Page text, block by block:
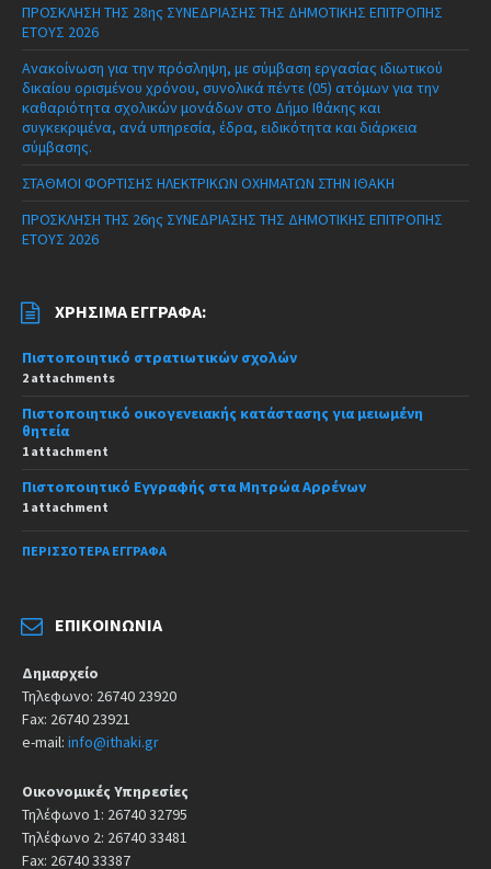
ΠΡΟΣΚΛΗΣΗ ΤΗΣ 28ης ΣΥΝΕΔΡΙΑΣΗΣ ΤΗΣ ΔΗΜΟΤΙΚΗΣ ΕΠΙΤΡΟΠΗΣ
ΕΤΟΥΣ 2026
Ανακοίνωση για την πρόσληψη, με σύμβαση εργασίας ιδιωτικού
δικαίου ορισμένου χρόνου, συνολικά πέντε (05) ατόμων για την
καθαριότητα σχολικών μονάδων στο Δήμο Ιθάκης και
συγκεκριμένα, ανά υπηρεσία, έδρα, ειδικότητα και διάρκεια
σύμβασης.
ΣΤΑΘΜΟΙ ΦΟΡΤΙΣΗΣ ΗΛΕΚΤΡΙΚΩΝ ΟΧΗΜΑΤΩΝ ΣΤΗΝ ΙΘΑΚΗ
ΠΡΟΣΚΛΗΣΗ ΤΗΣ 26ης ΣΥΝΕΔΡΙΑΣΗΣ ΤΗΣ ΔΗΜΟΤΙΚΗΣ ΕΠΙΤΡΟΠΗΣ
ΕΤΟΥΣ 2026
ΧΡΉΣΙΜΑ ΈΓΓΡΑΦΑ:
Πιστοποιητικό στρατιωτικών σχολών
2 attachments
Πιστοποιητικό οικογενειακής κατάστασης για μειωμένη
θητεία
1 attachment
Πιστοποιητικό Εγγραφής στα Μητρώα Αρρένων
1 attachment
ΠΕΡΙΣΣΌΤΕΡΑ ΈΓΓΡΑΦΑ
ΕΠΙΚΟΙΝΩΝΊΑ
Δημαρχείο
Τηλεφωνο: 26740 23920
Fax: 26740 23921
e-mail: info@ithaki.gr
Οικονομικές Υπηρεσίες
Τηλέφωνο 1: 26740 32795
Τηλέφωνο 2: 26740 33481
Fax: 26740 33387